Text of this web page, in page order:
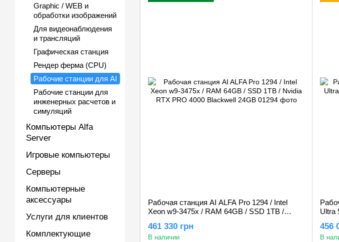
Рабочая станция AI ALFA Pro 1294 / Intel
Xeon w9-3475x / RAM 64GB / SSD 1TB /
461 330 грн
В наличии
Ultra
456
В
Graphic / WEB и
обработки изображений
Для видеонаблюдения
и трансляций
Графическая станция
Рендер ферма (CPU)
Рабочие станции для AI
Рабочие станции для
инженерных расчетов и
симуляций
Компьютеры Alfa
Server
Игровые компьютеры
Серверы
Компьютерные
аксессуары
Услуги для клиентов
Комплектующие